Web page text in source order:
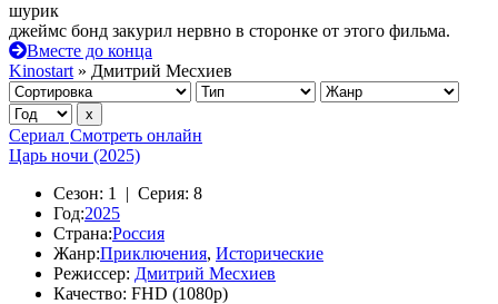
шурик
джеймс бонд закурил нервно в сторонке от этого фильма.
Вместе до конца
Kinostart » Дмитрий Месхиев
Сериал Смотреть онлайн
Царь ночи (2025)
Сезон: 1 | Серия: 8
Год:2025
Страна:Россия
Жанр:Приключения, Исторические
Режиссер: Дмитрий Месхиев
Качество: FHD (1080p)